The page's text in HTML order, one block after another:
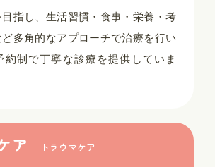
指し、生活習慣・食事・栄養・考
多角的なアプローチで治療を行い
約制で丁寧な診療を提供していま
ア トラウマケア